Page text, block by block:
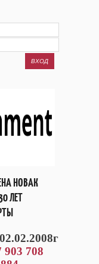
НОВАК
ЛЕТ
903 708